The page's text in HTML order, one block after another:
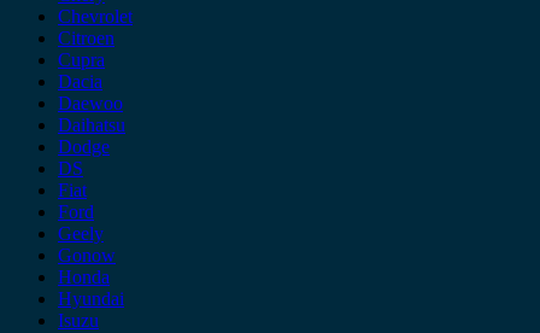
Chevrolet
Citroen
Cupra
Dacia
Daewoo
Daihatsu
Dodge
DS
Fiat
Ford
Geely
Gonow
Honda
Hyundai
Isuzu